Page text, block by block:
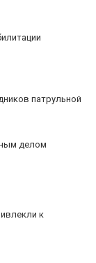
патрульной
делом
к